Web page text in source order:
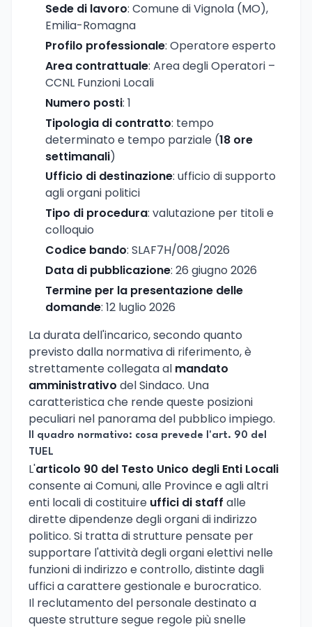
Sede di lavoro: Comune di Vignola (MO),
Emilia-Romagna
Profilo professionale: Operatore esperto
Area contrattuale: Area degli Operatori –
CCNL Funzioni Locali
Numero posti: 1
Tipologia di contratto: tempo
determinato e tempo parziale (18 ore
settimanali)
Ufficio di destinazione: ufficio di supporto
agli organi politici
Tipo di procedura: valutazione per titoli e
colloquio
Codice bando: SLAF7H/008/2026
Data di pubblicazione: 26 giugno 2026
Termine per la presentazione delle
domande: 12 luglio 2026
La durata dell'incarico, secondo quanto
previsto dalla normativa di riferimento, è
strettamente collegata al mandato
amministrativo del Sindaco. Una
caratteristica che rende queste posizioni
peculiari nel panorama del pubblico impiego.
Il quadro normativo: cosa prevede l'art. 90 del
TUEL
L'articolo 90 del Testo Unico degli Enti Locali
consente ai Comuni, alle Province e agli altri
enti locali di costituire uffici di staff alle
dirette dipendenze degli organi di indirizzo
politico. Si tratta di strutture pensate per
supportare l'attività degli organi elettivi nelle
funzioni di indirizzo e controllo, distinte dagli
uffici a carattere gestionale e burocratico.
Il reclutamento del personale destinato a
queste strutture segue regole più snelle